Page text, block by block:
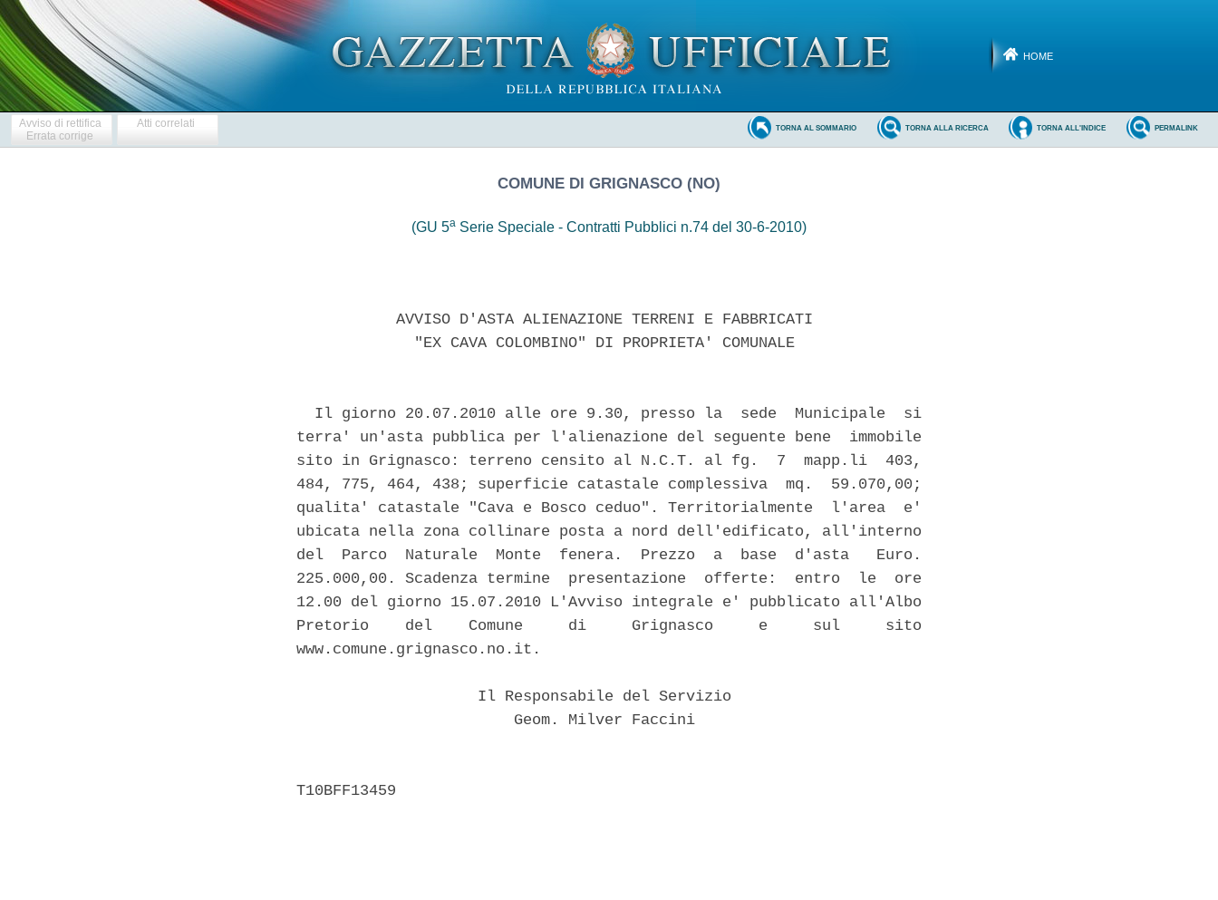
HOME
Avviso di rettifica
Errata corrige
Atti correlati PERMALINK
TORNA ALL'INDICE
TORNA ALLA RICERCA
TORNA AL SOMMARIO
COMUNE DI GRIGNASCO (NO)
(GU 5a Serie Speciale - Contratti Pubblici n.74 del 30-6-2010)
           AVVISO D'ASTA ALIENAZIONE TERRENI E FABBRICATI
             "EX CAVA COLOMBINO" DI PROPRIETA' COMUNALE
  Il giorno 20.07.2010 alle ore 9.30, presso la  sede  Municipale  si
terra' un'asta pubblica per l'alienazione del seguente bene  immobile
sito in Grignasco: terreno censito al N.C.T. al fg.  7  mapp.li  403,
484, 775, 464, 438; superficie catastale complessiva  mq.  59.070,00;
qualita' catastale "Cava e Bosco ceduo". Territorialmente  l'area  e'
ubicata nella zona collinare posta a nord dell'edificato, all'interno
del  Parco  Naturale  Monte  fenera.  Prezzo  a  base  d'asta   Euro.
225.000,00. Scadenza termine  presentazione  offerte:  entro  le  ore
12.00 del giorno 15.07.2010 L'Avviso integrale e' pubblicato all'Albo
Pretorio    del    Comune     di     Grignasco     e     sul     sito
www.comune.grignasco.no.it.
                    Il Responsabile del Servizio
                        Geom. Milver Faccini